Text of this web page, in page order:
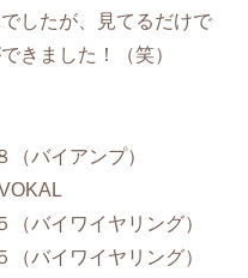
したが、見てるだけで
きました！（笑）
イアンプ）
バイワイヤリング）
イワイヤリング）